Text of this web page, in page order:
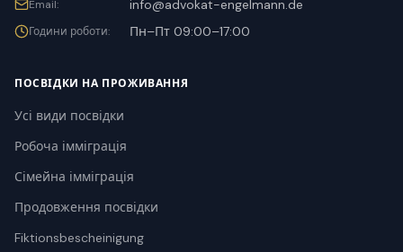
Email: info@advokat-engelmann.de
Години роботи: Пн–Пт 09:00–17:00
ПОСВІДКИ НА ПРОЖИВАННЯ
Усі види посвідки
Робоча імміграція
Сімейна імміграція
Продовження посвідки
Fiktionsbescheinigung